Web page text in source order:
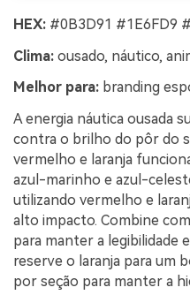
HEX: #0B3D91 #1E6FD9
Clima: ousado, náutico,
Melhor para: branding
A energia náutica ousada
contra o brilho do pôr do
vermelho e laranja
azul-marinho e azul-
utilizando vermelho e
alto impacto. Combine
para manter a legibilidade
reserve o laranja para um
por seção para manter a